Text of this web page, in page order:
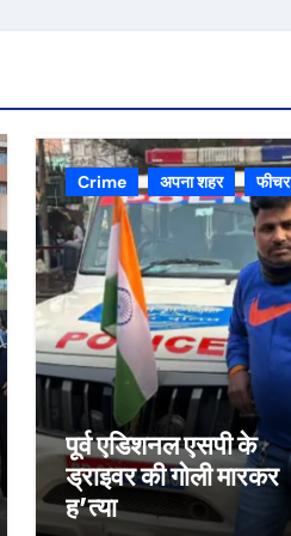
Crime अपना शहर फीचर
पूर्व एडिशनल एसपी के
ड्राइवर की गोली मारकर
ह’त्या